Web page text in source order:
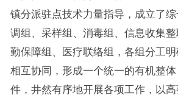
镇分派驻点技术力量指导，成立了
调组、采样组、消毒组、信息收集
勤保障组、医疗联络组，各组分工
相互协同，形成一个统一的有机整
件，井然有序地开展各项工作，以